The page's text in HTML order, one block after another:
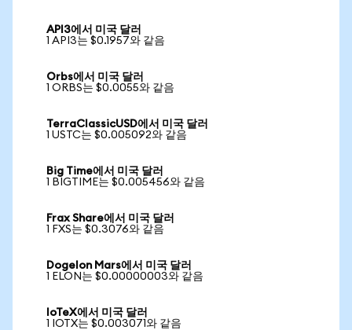
API3에서 미국 달러
1 API3는 $0.1957와 같음
Orbs에서 미국 달러
1 ORBS는 $0.0055와 같음
TerraClassicUSD에서 미국 달러
1 USTC는 $0.005092와 같음
Big Time에서 미국 달러
1 BIGTIME는 $0.005456와 같음
Frax Share에서 미국 달러
1 FXS는 $0.3076와 같음
Dogelon Mars에서 미국 달러
1 ELON는 $0.00000003와 같음
IoTeX에서 미국 달러
1 IOTX는 $0.003071와 같음